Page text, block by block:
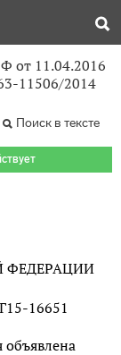
от 11.04.2016
11506/2014
Поиск в тексте
ФЕДЕРАЦИИ
16651
объявлена